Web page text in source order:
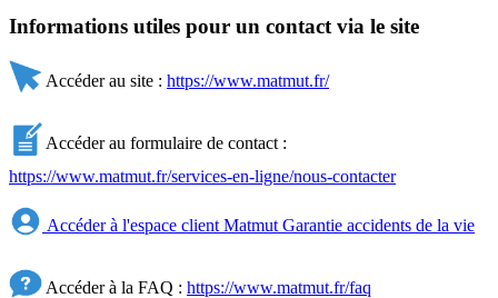
Informations utiles pour un contact via le site
Accéder au site : https://www.matmut.fr/
Accéder au formulaire de contact :
https://www.matmut.fr/services-en-ligne/nous-contacter
Accéder à l'espace client Matmut Garantie accidents de la vie
Accéder à la FAQ : https://www.matmut.fr/faq